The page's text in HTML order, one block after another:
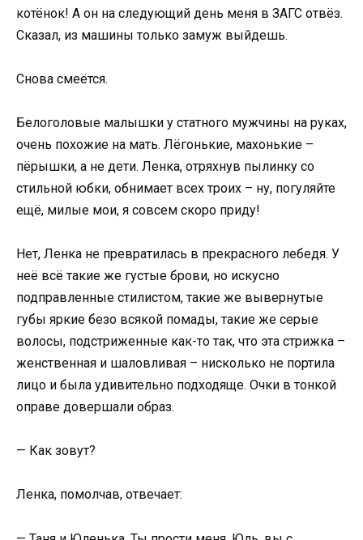
котёнок! А он на следующий день меня в ЗАГС отвёз.
Сказал, из машины только замуж выйдешь.
Снова смеётся.
Белоголовые малышки у статного мужчины на руках,
очень похожие на мать. Лёгонькие, махонькие –
пёрышки, а не дети. Ленка, отряхнув пылинку со
стильной юбки, обнимает всех троих – ну, погуляйте
ещё, милые мои, я совсем скоро приду!
Нет, Ленка не превратилась в прекрасного лебедя. У
неё всё такие же густые брови, но искусно
подправленные стилистом, такие же вывернутые
губы яркие безо всякой помады, такие же серые
волосы, подстриженные как-то так, что эта стрижка –
женственная и шаловливая – нисколько не портила
лицо и была удивительно подходяще. Очки в тонкой
оправе довершали образ.
— Как зовут?
Ленка, помолчав, отвечает: